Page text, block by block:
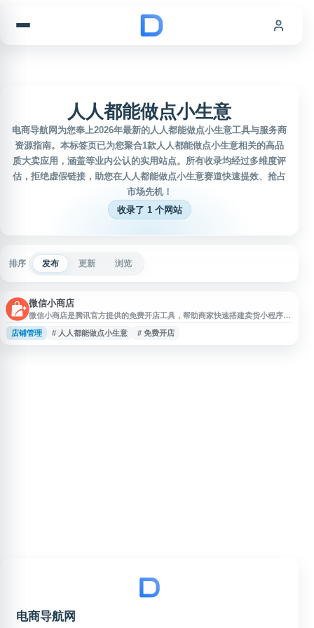
人人都能做点小生意
电商导航网为您奉上2026年最新的人人都能做点小生意工具与服务商
资源指南。本标签页已为您聚合1款人人都能做点小生意相关的高品
质大卖应用，涵盖等业内公认的实用站点。所有收录均经过多维度评
估，拒绝虚假链接，助您在人人都能做点小生意赛道快速提效、抢占
市场先机！
收录了 1 个网站
排序 发布 更新 浏览
微信小商店
微信小商店是腾讯官方提供的免费开店工具，帮助商家快速搭建卖货小程序。
无需编程开发，个人和企业均可注册使用，适合没有技术能力的中小商家和个
体经营者。平台提供完整的电商功能，包括商品上架、订单管理、在线支付、
店铺管理 # 人人都能做点小生意 # 免费开店
电商导航网